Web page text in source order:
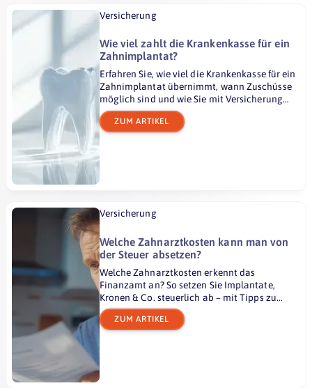
Versicherung
Wie viel zahlt die Krankenkasse für ein
Zahnimplantat?
Erfahren Sie, wie viel die Krankenkasse für ein
Zahnimplantat übernimmt, wann Zuschüsse
möglich sind und wie Sie mit Versicherung
sparen können.
ZUM ARTIKEL
Versicherung
Welche Zahnarztkosten kann man von
der Steuer absetzen?
Welche Zahnarztkosten erkennt das
Finanzamt an? So setzen Sie Implantate,
Kronen & Co. steuerlich ab – mit Tipps zu
Belastungsgrenze & Nachweisen.
ZUM ARTIKEL